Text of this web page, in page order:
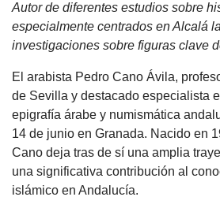
Autor de diferentes estudios sobre
especialmente centrados en Alcalá
investigaciones sobre figuras clave
El arabista Pedro Cano Ávila,
de Sevilla y destacado especialista
epigrafía árabe y numismática
14 de junio en Granada. Nacido en
Cano deja tras de sí una amplia
una significativa contribución al
islámico en Andalucía.